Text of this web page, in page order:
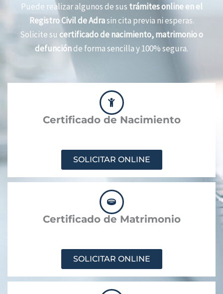
Puede realizar algunos de sus trámites online en el
Registro Civil de Adrasin cita previa ni esperas.
Solicite su certificado de nacimiento, matrimonio o
defunciónde forma sencilla y 100% segura.
Certificado de Nacimiento
SOLICITAR ONLINE
Certificado de Matrimonio
SOLICITAR ONLINE